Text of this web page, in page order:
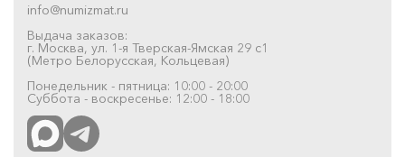
info@numizmat.ru
Выдача заказов:
г. Москва, ул. 1-я Тверская-Ямская 29 с1
(Метро Белорусская, Кольцевая)
Понедельник - пятница: 10:00 - 20:00
Суббота - воскресенье: 12:00 - 18:00